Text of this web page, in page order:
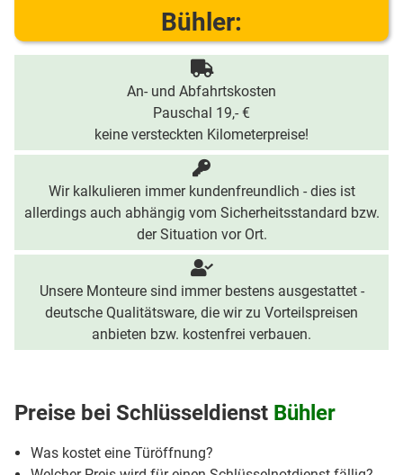
Bühler:
An- und Abfahrtskosten
Pauschal 19,- €
keine versteckten Kilometerpreise!
Wir kalkulieren immer kundenfreundlich - dies ist
allerdings auch abhängig vom Sicherheitsstandard bzw.
der Situation vor Ort.
Unsere Monteure sind immer bestens ausgestattet -
deutsche Qualitätsware, die wir zu Vorteilspreisen
anbieten bzw. kostenfrei verbauen.
Preise bei Schlüsseldienst Bühler
Was kostet eine Türöffnung?